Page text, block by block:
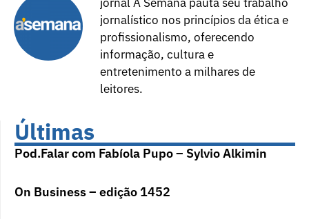
jornalístico nos princípios da ética e
profissionalismo, oferecendo
informação, cultura e
entretenimento a milhares de
leitores.
Últimas
Pod.Falar com Fabíola Pupo – Sylvio Alkimin
On Business – edição 1452